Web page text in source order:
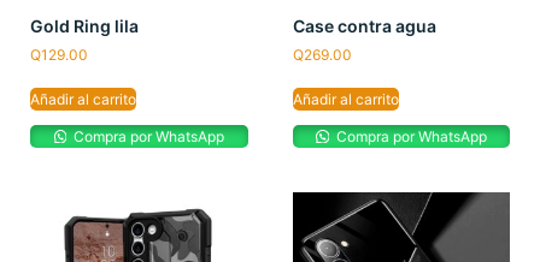
Gold Ring lila
Q129.00
Añadir al carrito
Compra por WhatsApp
Case contra agua
Q269.00
Añadir al carrito
Compra por WhatsApp